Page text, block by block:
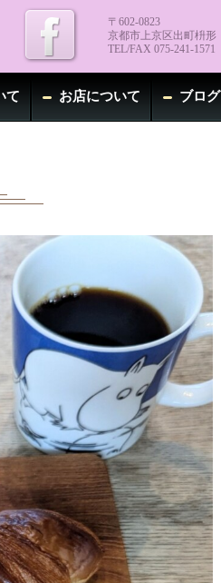
〒602-0823
京都市上京区出町枡形
TEL/FAX 075-241-1571
て お店について ブログ